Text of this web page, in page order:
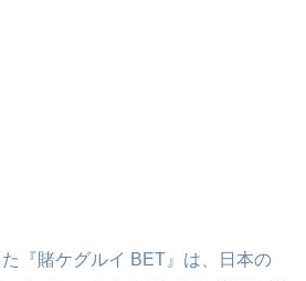
『賭ケグルイ BET』は、日本の